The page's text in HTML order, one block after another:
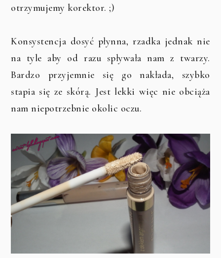
otrzymujemy korektor. ;)
Konsystencja dosyć płynna, rzadka jednak nie
na tyle aby od razu spływała nam z twarzy.
Bardzo przyjemnie się go nakłada, szybko
stapia się ze skórą. Jest lekki więc nie obciąża
nam niepotrzebnie okolic oczu.